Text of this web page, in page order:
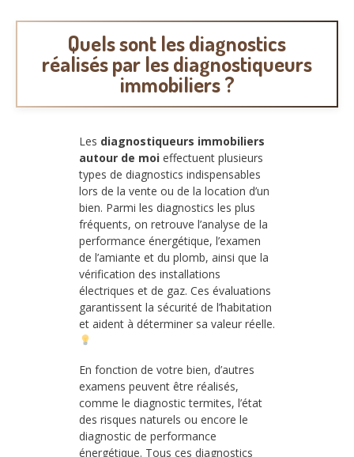
Quels sont les diagnostics
réalisés par les diagnostiqueurs
immobiliers ?
Les diagnostiqueurs immobiliers
autour de moi effectuent plusieurs
types de diagnostics indispensables
lors de la vente ou de la location d’un
bien. Parmi les diagnostics les plus
fréquents, on retrouve l’analyse de la
performance énergétique, l’examen
de l’amiante et du plomb, ainsi que la
vérification des installations
électriques et de gaz. Ces évaluations
garantissent la sécurité de l’habitation
et aident à déterminer sa valeur réelle.
En fonction de votre bien, d’autres
examens peuvent être réalisés,
comme le diagnostic termites, l’état
des risques naturels ou encore le
diagnostic de performance
énergétique. Tous ces diagnostics